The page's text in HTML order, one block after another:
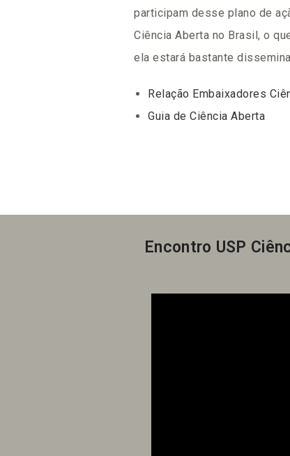
participam desse plano de
Ciência Aberta no Brasil, o
ela estará bastante
Relação Embaixadores
Guia de Ciência Aberta
Encontro USP